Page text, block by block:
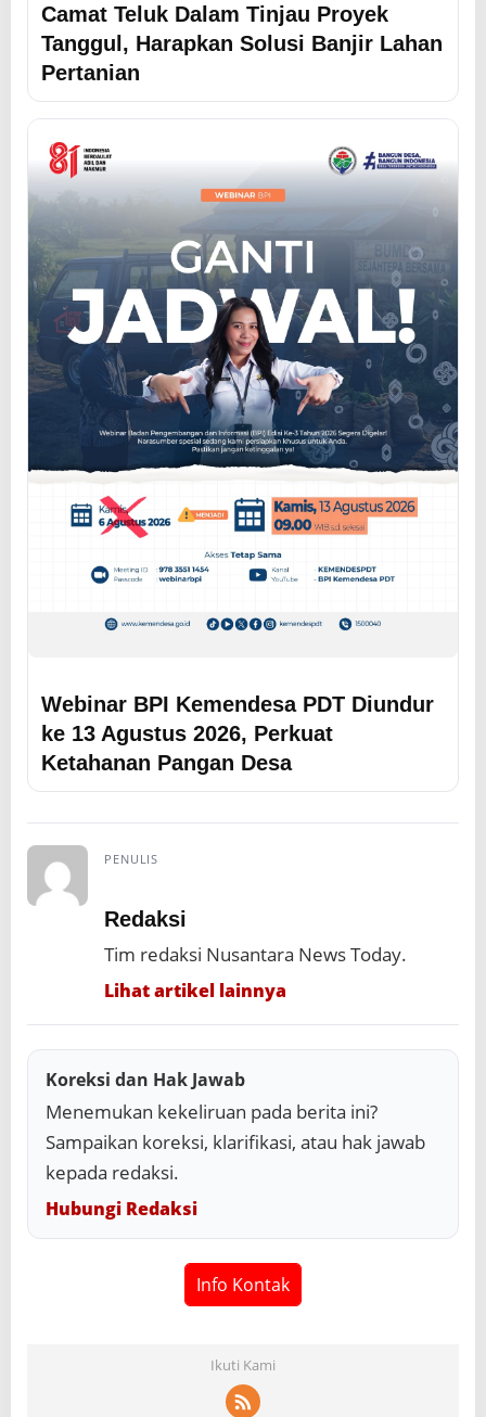
Camat Teluk Dalam Tinjau Proyek
Tanggul, Harapkan Solusi Banjir Lahan
Pertanian
Webinar BPI Kemendesa PDT Diundur
ke 13 Agustus 2026, Perkuat
Ketahanan Pangan Desa
PENULIS
Redaksi
Tim redaksi Nusantara News Today.
Lihat artikel lainnya
Koreksi dan Hak Jawab
Menemukan kekeliruan pada berita ini?
Sampaikan koreksi, klarifikasi, atau hak jawab
kepada redaksi.
Hubungi Redaksi
Info Kontak
Ikuti Kami